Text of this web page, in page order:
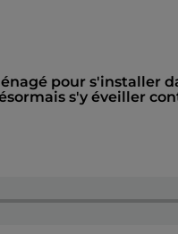
pour s'installer
s'y éveiller